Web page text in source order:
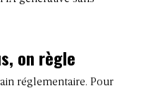
on règle
réglementaire. Pour